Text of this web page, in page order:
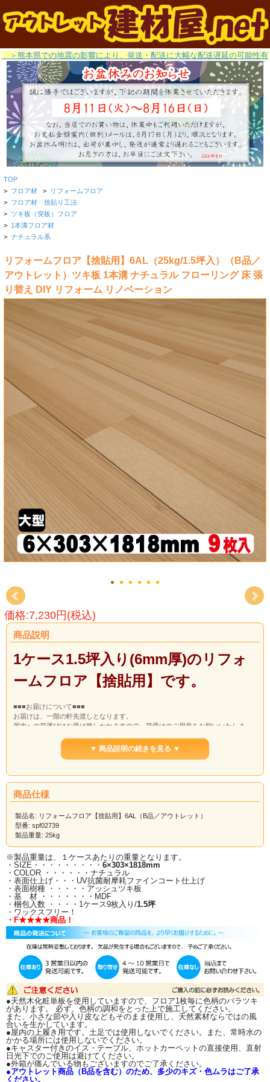
＞熊本県での地震の影響により、発送・配送に大幅な配送遅延の可能性有
TOP
> フロア材 > リフォームフロア
> フロア材 捨貼り工法
> ツキ板（突板）フロア
> 1本溝フロア材
> ナチュラル系
リフォームフロア【捨貼用】6AL（25kg/1.5坪入）（B品／
アウトレット）ツキ板 1本溝 ナチュラル フローリング 床 張
り替え DIY リフォーム リノベーション
価格:7,230円(税込)
商品説明
1ケース1.5坪入り(6mm厚)のリフォ
ームフロア【捨貼用】です。
■■■お届けについて■■■
お届けは、一階の軒先渡しとなります。
屋内への荷運びはお受け致しかねますので、荷受けのご用意をお願いいたしま
ドライバーは、原則、一人での配送となりますので、ご理解くださいませ。
▼ 商品説明の続きを見る ▼
商品仕様
製品名: リフォームフロア【捨貼用】6AL（B品／アウトレット）
型番: spf02739
製品重量: 25kg
※製品重量は、１ケースあたりの重量となります。
・SIZE・・・・・・・・・ 6×303×1818mm
・COLOR ・・・・・・ナチュラル
・表面仕上げ・・・UV抗菌耐摩耗ファインコート仕上げ
・表面樹種 ・・・・・アッシュツキ板
・基 材 ・・・・・・・MDF
・梱包入数 ・・・・1ケース9枚入り/1.5坪
・ワックスフリー！
・F★★★★商品！
●天然木化粧単板を使用していますので、フロア1枚毎に色柄のバラツキ
があります。 必ず、色柄の調和をとった上で施工してください。
また、小さな節や入り皮などもそのまま使用し、天然素材ならではの風
合いを生かしています。
●屋内の上履き用です。土足では使用しないでください。また、常時水の
かかる場所には使用しないでください。
●キャスター付きのイス・テーブル、ホットカーペットの直接使用、直射
日光下でのご使用は避けてください。
●外箱が痛んでいる物もございますのでご了承ください。
●アウトレット商品（B品を含む）のため、多少のキズ・色ムラはご了承
ください。